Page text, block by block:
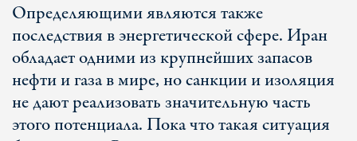
Определяющими являются также
последствия в энергетической сфере. Иран
обладает одними из крупнейших запасов
нефти и газа в мире, но санкции и изоляция
не дают реализовать значительную часть
этого потенциала. Пока что такая ситуация